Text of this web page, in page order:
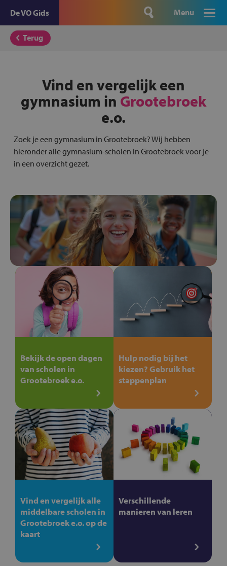
De VO Gids Menu
Terug
Vind en vergelijk een
gymnasium in Grootebroek
e.o.
Zoek je een gymnasium in Grootebroek? Wij hebben
hieronder alle gymnasium-scholen in Grootebroek voor je
in een overzicht gezet.
Bekijk de open dagen
van scholen in
Grootebroek e.o.
Hulp nodig bij het
kiezen? Gebruik het
stappenplan
Vind en vergelijk alle
middelbare scholen in
Grootebroek e.o. op de
kaart
Verschillende
manieren van leren